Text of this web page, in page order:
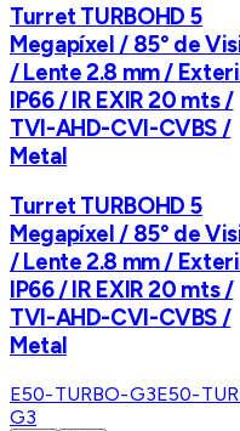
Turret TURBOHD 5
Megapíxel / 85° de
/ Lente 2.8 mm /
IP66 / IR EXIR 20 mts /
TVI-AHD-CVI-CVBS /
Metal
Turret TURBOHD 5
Megapíxel / 85° de
/ Lente 2.8 mm /
IP66 / IR EXIR 20 mts /
TVI-AHD-CVI-CVBS /
Metal
E50-TURBO-G3E50-
G3